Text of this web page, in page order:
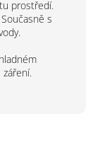
prostředí.
s